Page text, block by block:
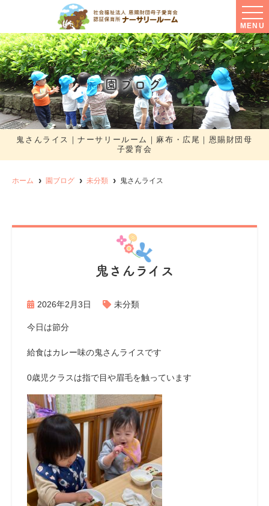
MENU
園ブログ
鬼さんライス｜ナーサリールーム｜麻布・広尾｜恩賜財団母
子愛育会
ホーム 園ブログ 未分類 鬼さんライス
鬼さんライス
2026年2月3日 未分類
今日は節分
給食はカレー味の鬼さんライスです
0歳児クラスは指で目や眉毛を触っています